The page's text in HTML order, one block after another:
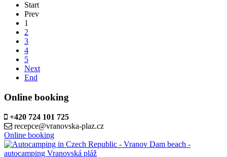
Start
Prev
1
2
3
4
5
Next
End
Online booking
+420 724 101 725
recepce@vranovska-plaz.cz
Online booking